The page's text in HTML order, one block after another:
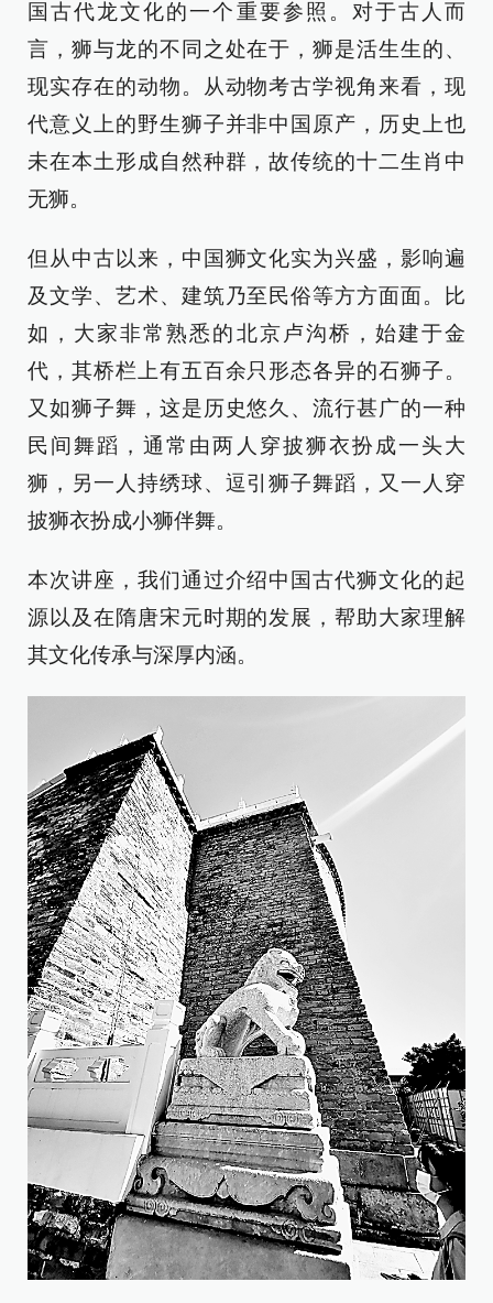
国古代龙文化的一个重要参照。对于古人而
言，狮与龙的不同之处在于，狮是活生生的、
现实存在的动物。从动物考古学视角来看，现
代意义上的野生狮子并非中国原产，历史上也
未在本土形成自然种群，故传统的十二生肖中
无狮。
但从中古以来，中国狮文化实为兴盛，影响遍
及文学、艺术、建筑乃至民俗等方方面面。比
如，大家非常熟悉的北京卢沟桥，始建于金
代，其桥栏上有五百余只形态各异的石狮子。
又如狮子舞，这是历史悠久、流行甚广的一种
民间舞蹈，通常由两人穿披狮衣扮成一头大
狮，另一人持绣球、逗引狮子舞蹈，又一人穿
披狮衣扮成小狮伴舞。
本次讲座，我们通过介绍中国古代狮文化的起
源以及在隋唐宋元时期的发展，帮助大家理解
其文化传承与深厚内涵。